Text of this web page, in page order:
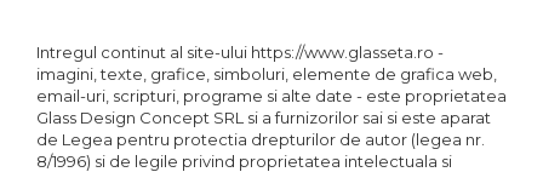
Intregul continut al site-ului https://www.glasseta.ro -
imagini, texte, grafice, simboluri, elemente de grafica web,
email-uri, scripturi, programe si alte date - este proprietatea
Glass Design Concept SRL si a furnizorilor sai si este aparat
de Legea pentru protectia drepturilor de autor (legea nr.
8/1996) si de legile privind proprietatea intelectuala si